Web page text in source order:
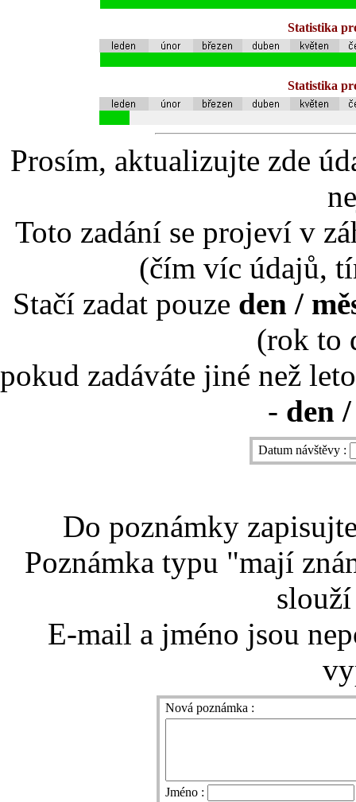
Statistika
Statistika
Prosím, aktualizujte zde
Toto zadání se projeví v
(čím víc údajů,
Stačí zadat pouze den /
(rok to
pokud zadáváte jiné než
- den
Datum návštěvy :
Do poznámky
Poznámka typu "mají
E-mail a jméno jsou
Nová poznámka :
Jméno :